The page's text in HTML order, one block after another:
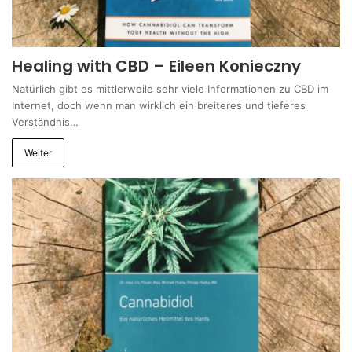
Healing with CBD – Eileen Konieczny
Natürlich gibt es mittlerweile sehr viele Informationen zu CBD im
Internet, doch wenn man wirklich ein breiteres und tieferes
Verständnis…
Weiter